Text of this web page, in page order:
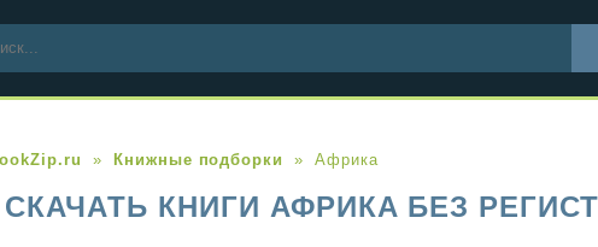
Книжные подборки Африка
СКАЧАТЬ КНИГИ АФРИКА БЕЗ